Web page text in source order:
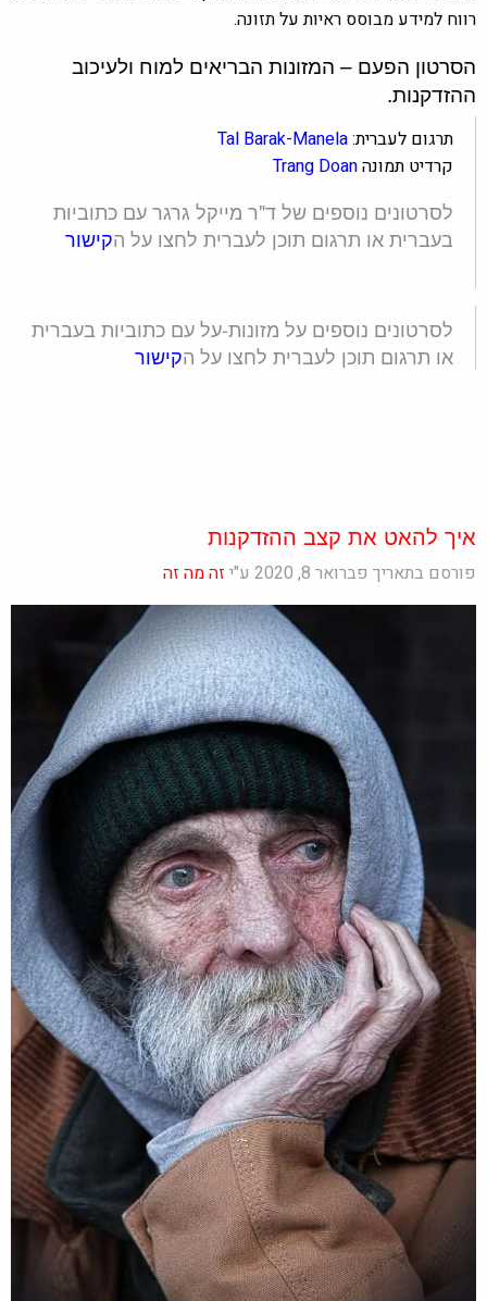
רווח למידע מבוסס ראיות על תזונה.
הסרטון הפעם – המזונות הבריאים למוח ולעיכוב
ההזדקנות.
תרגום לעברית: Tal Barak-Manela
קרדיט תמונהTrang Doan
לסרטונים נוספים של ד"ר מייקל גרגר עם כתוביות
בעברית או תרגום תוכן לעברית לחצו על ה קישור
לסרטונים נוספים על מזונות-על עם כתוביות בעברית
או תרגום תוכן לעברית לחצו על ה קישור
איך להאט את קצב ההזדקנות
פורסם בתאריך פברואר 8, 2020 ע"י זה מה זה